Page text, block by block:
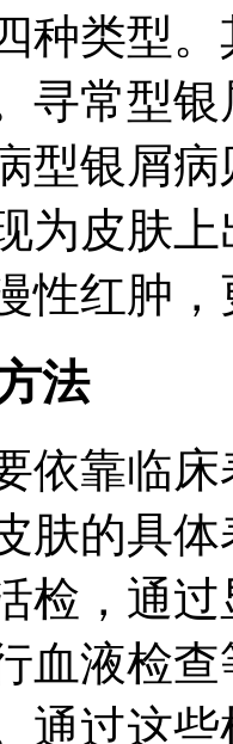
种类型
寻常型
型银屑
为皮肤
性红肿
法
依靠临
肤的具
检，通
血液检
通过这